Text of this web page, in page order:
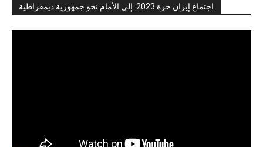
اجتماع إيران حرة 2023: إلى الأمام نحو جمهورية ديمقراطية